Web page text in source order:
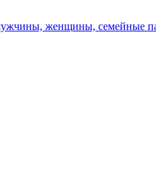
женщины, семейные